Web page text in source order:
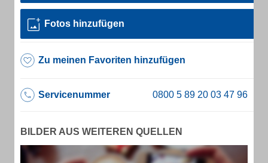
Fotos hinzufügen
Zu meinen Favoriten hinzufügen
Servicenummer
BILDER AUS WEITEREN QUELLEN